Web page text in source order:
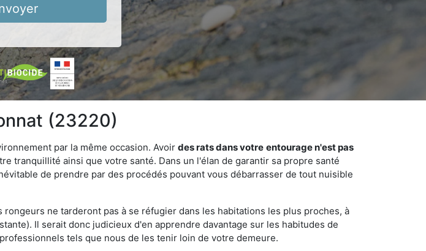
(23220)
par la même occasion. Avoir des rats dans votre entourage n'est pas
tranquillité ainsi que votre santé. Dans un l'élan de garantir sa propre santé
de prendre par des procédés pouvant vous débarrasser de tout nuisible
ne tarderont pas à se réfugier dans les habitations les plus proches, à
Il serait donc judicieux d'en apprendre davantage sur les habitudes de
tels que nous de les tenir loin de votre demeure.